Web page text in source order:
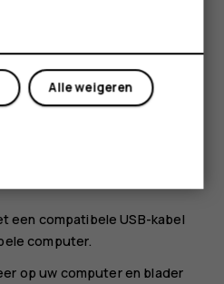
uw telefoon en computer
inhoud die u hebt
en computer kopiëren voor
een compatibele USB-kabel
computer.
op uw computer en blader
Alle weigeren